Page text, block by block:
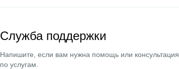
Служба поддержки
Напишите, если вам нужна помощь или консультация
по услугам.